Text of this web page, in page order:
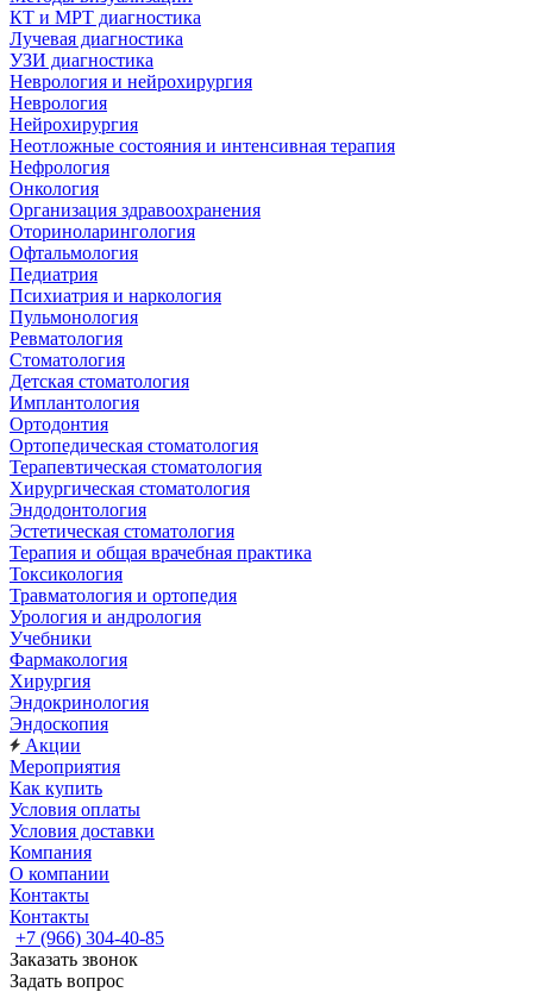
КТ и МРТ диагностика
Лучевая диагностика
УЗИ диагностика
Неврология и нейрохирургия
Неврология
Нейрохирургия
Неотложные состояния и интенсивная терапия
Нефрология
Онкология
Организация здравоохранения
Оториноларингология
Офтальмология
Педиатрия
Психиатрия и наркология
Пульмонология
Ревматология
Стоматология
Детская стоматология
Имплантология
Ортодонтия
Ортопедическая стоматология
Терапевтическая стоматология
Хирургическая стоматология
Эндодонтология
Эстетическая стоматология
Терапия и общая врачебная практика
Токсикология
Травматология и ортопедия
Урология и андрология
Учебники
Фармакология
Хирургия
Эндокринология
Эндоскопия
Акции
Мероприятия
Как купить
Условия оплаты
Условия доставки
Компания
О компании
Контакты
Контакты
+7 (966) 304-40-85
Заказать звонок
Задать вопрос